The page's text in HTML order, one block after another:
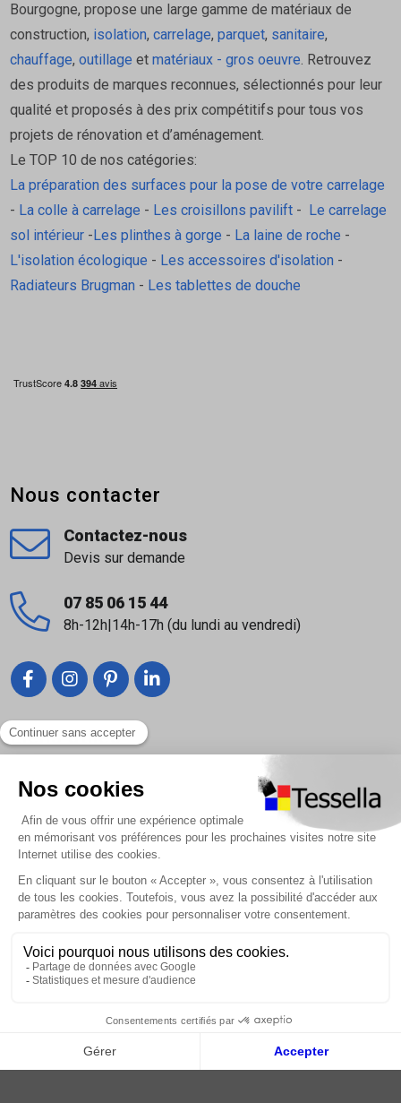
Bourgogne, propose une large gamme de matériaux de
construction, isolation, carrelage, parquet, sanitaire,
chauffage, outillage et matériaux - gros oeuvre. Retrouvez
des produits de marques reconnues, sélectionnés pour leur
qualité et proposés à des prix compétitifs pour tous vos
projets de rénovation et d’aménagement.
Le TOP 10 de nos catégories:
La préparation des surfaces pour la pose de votre carrelage
- La colle à carrelage - Les croisillons pavilift-
Le carrelage
sol intérieur- Les plinthes à gorge - La laine de roche -
L'isolation écologique - Les accessoires d'isolation -
Radiateurs Brugman - Les tablettes de douche
Liens utiles
Nous contacter
À propos
Paiement sécurisé
Livraison | Retour client
Nos tutos
Connexion / Inscription
Nous contacter
Contactez-nous
Devis sur demande
07 85 06 15 44
8h-12h|14h-17h (du lundi au vendredi)
2018 - 2026 © Tessella, Tous droits réservés